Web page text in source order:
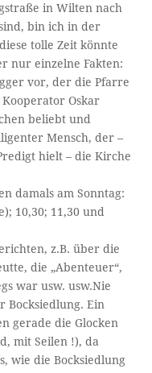
in Wilten nach
bin ich in der
tolle Zeit könnte
nur einzelne Fakten:
vor, der die Pfarre
Oskar
beliebt und
Mensch, der –
hielt – die Kirche
damals am Sonntag:
10,30; 11,30 und
z.B. über die
die „Abenteuer“,
war usw. usw.Nie
Bocksiedlung. Ein
gerade die Glocken
mit Seilen !), da
wie die Bocksiedlung